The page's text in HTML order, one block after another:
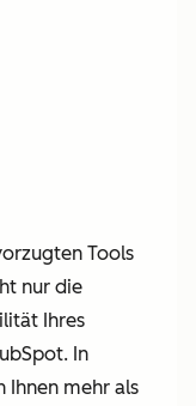
Tools
nur die
Ihres
In
Ihnen mehr als